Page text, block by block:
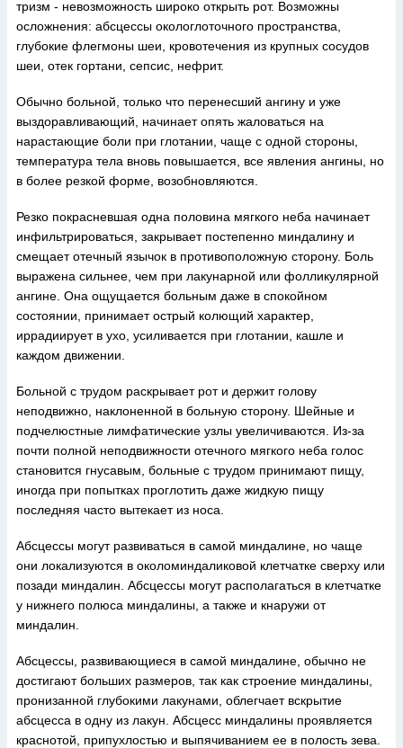
тризм - невозможность широко открыть рот. Возможны
осложнения: абсцессы окологлоточного пространства,
глубокие флегмоны шеи, кровотечения из крупных сосудов
шеи, отек гортани, сепсис, нефрит.
Обычно больной, только что перенесший ангину и уже
выздоравливающий, начинает опять жаловаться на
нарастающие боли при глотании, чаще с одной стороны,
температура тела вновь повышается, все явления ангины, но
в более резкой форме, возобновляются.
Резко покрасневшая одна половина мягкого неба начинает
инфильтрироваться, закрывает постепенно миндалину и
смещает отечный язычок в противоположную сторону. Боль
выражена сильнее, чем при лакунарной или фолликулярной
ангине. Она ощущается больным даже в спокойном
состоянии, принимает острый колющий характер,
иррадиирует в ухо, усиливается при глотании, кашле и
каждом движении.
Больной с трудом раскрывает рот и держит голову
неподвижно, наклоненной в больную сторону. Шейные и
подчелюстные лимфатические узлы увеличиваются. Из-за
почти полной неподвижности отечного мягкого неба голос
становится гнусавым, больные с трудом принимают пищу,
иногда при попытках проглотить даже жидкую пищу
последняя часто вытекает из носа.
Абсцессы могут развиваться в самой миндалине, но чаще
они локализуются в околоминдаликовой клетчатке сверху или
позади миндалин. Абсцессы могут располагаться в клетчатке
у нижнего полюса миндалины, а также и кнаружи от
миндалин.
Абсцессы, развивающиеся в самой миндалине, обычно не
достигают больших размеров, так как строение миндалины,
пронизанной глубокими лакунами, облегчает вскрытие
абсцесса в одну из лакун. Абсцесс миндалины проявляется
краснотой, припухлостью и выпячиванием ее в полость зева.